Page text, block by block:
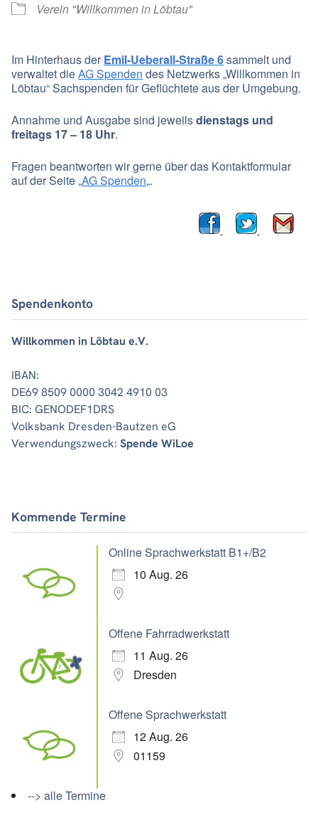
Verein "Willkommen in Löbtau"
Im Hinterhaus derEmil-Ueberall-Straße 6sammelt und
verwaltet dieAG Spenden des Netzwerks „Willkommen in
Löbtau“ Sachspenden für Geflüchtete aus der Umgebung.
Annahme und Ausgabe sind jeweilsdienstags und
freitags 17 – 18 Uhr.
Fragen beantworten wir gerne über das Kontaktformular
auf der Seite „AG Spenden„.
Spendenkonto
Willkommen in Löbtau e.V.
IBAN:
DE69 8509 0000 3042 4910 03
BIC: GENODEF1DRS
Volksbank Dresden-Bautzen eG
Verwendungszweck: Spende WiLoe
Kommende Termine
Online Sprachwerkstatt B1+/B2
10 Aug. 26
Offene Fahrradwerkstatt
11 Aug. 26
Dresden
Offene Sprachwerkstatt
12 Aug. 26
01159
--> alle Termine